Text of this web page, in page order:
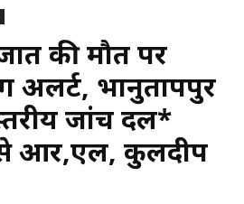
की मौत पर
अलर्ट, भानुप्रतापपुर
जांच दल*
से आर,एल, कुलदीप